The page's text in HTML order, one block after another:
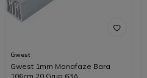
Gwest
Gwest 1mm Monafaze Bara
106cm 20 Grup 63A